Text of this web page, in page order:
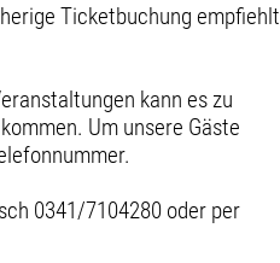
Ticketbuchung empfiehlt
kann es zu
Um unsere Gäste
0341/7104280 oder per